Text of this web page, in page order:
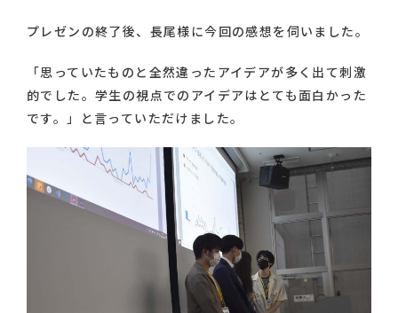
プレゼンの終了後、長尾様に今回の感想を伺いました。
「思っていたものと全然違ったアイデアが多く出て刺激
的でした。学生の視点でのアイデアはとても面白かった
です。」と言っていただけました。